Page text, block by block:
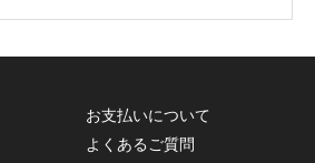
お支払いについて
よくあるご質問